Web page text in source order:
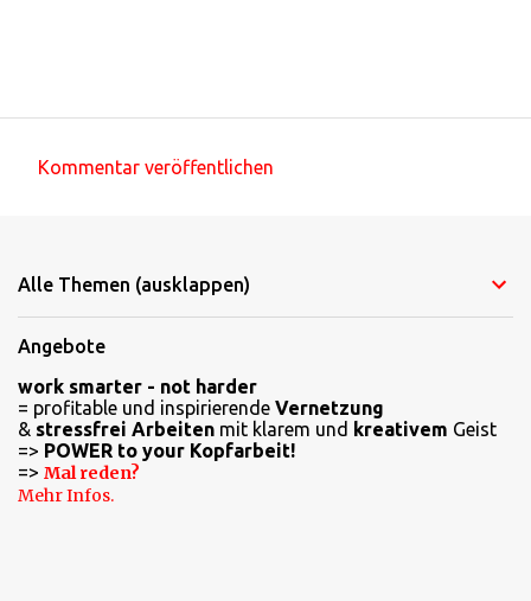
m
n
t
a
r
e
Kommentar veröffentlichen
Alle Themen (ausklappen)
Angebote
work smarter - not harder
= profitable und inspirierende Vernetzung
& stressfrei Arbeiten mit klarem und kreativem Geist
=> POWER to your Kopfarbeit!
=> Mal reden?
Mehr Infos.